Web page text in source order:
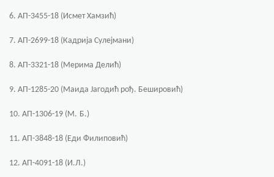
6. АП-3455-18 (Исмет Хамзић)
7. АП-2699-18 (Кадрија Сулејмани)
8. АП-3321-18 (Мерима Делић)
9. АП-1285-20 (Маида Јагодић рођ. Бешировић)
10. АП-1306-19 (М. Б.)
11. АП-3848-18 (Еди Филиповић)
12. АП-4091-18 (И.Л.)